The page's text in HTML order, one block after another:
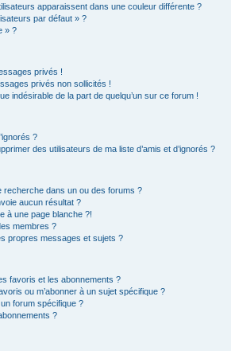
apparaissent dans une couleur différente ?
par défaut » ?
» ?
privés !
privés non sollicités !
indésirable de la part de quelqu’un sur ce forum !
?
des utilisateurs de ma liste d’amis et d’ignorés ?
recherche dans un ou des forums ?
aucun résultat ?
à une page blanche ?!
membres ?
propres messages et sujets ?
favoris et les abonnements ?
ou m’abonner à un sujet spécifique ?
forum spécifique ?
?